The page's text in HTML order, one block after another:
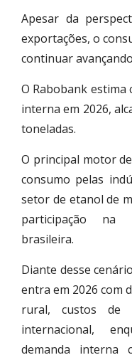
Apesar da
exportações, o
continuar
O Rabobank estima
interna em 2026,
toneladas.
O principal motor
consumo pelas
setor de etanol de
participação na
brasileira.
Diante desse
entra em 2026 com
rural, custos de
internacional,
demanda interna